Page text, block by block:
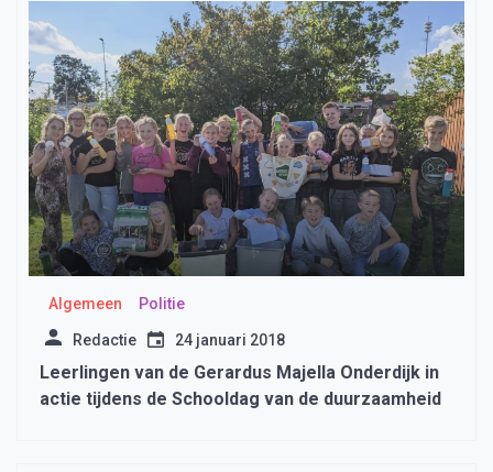
Algemeen Politie
Redactie 24 januari 2018
Leerlingen van de Gerardus Majella Onderdijk in
actie tijdens de Schooldag van de duurzaamheid